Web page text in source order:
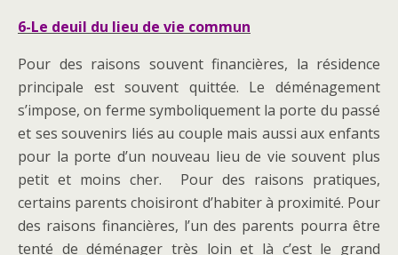
6-Le deuil du lieu de vie commun
Pour des raisons souvent financières, la résidence
principale est souvent quittée. Le déménagement
s’impose, on ferme symboliquement la porte du passé
et ses souvenirs liés au couple mais aussi aux enfants
pour la porte d’un nouveau lieu de vie souvent plus
petit et moins cher. Pour des raisons pratiques,
certains parents choisiront d’habiter à proximité. Pour
des raisons financières, l’un des parents pourra être
tenté de déménager très loin et là c’est le grand